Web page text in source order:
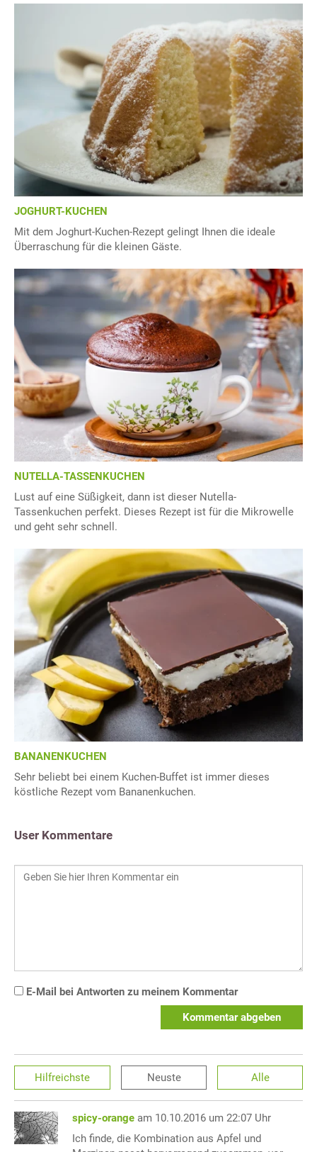
JOGHURT-KUCHEN
Mit dem Joghurt-Kuchen-Rezept gelingt Ihnen die ideale
Überraschung für die kleinen Gäste.
NUTELLA-TASSENKUCHEN
Lust auf eine Süßigkeit, dann ist dieser Nutella-
Tassenkuchen perfekt. Dieses Rezept ist für die Mikrowelle
und geht sehr schnell.
BANANENKUCHEN
Sehr beliebt bei einem Kuchen-Buffet ist immer dieses
köstliche Rezept vom Bananenkuchen.
User Kommentare
E-Mail bei Antworten zu meinem Kommentar
Kommentar abgeben
Hilfreichste Neuste Alle
spicy-orange am 10.10.2016 um 22:07 Uhr
Ich finde, die Kombination aus Apfel und